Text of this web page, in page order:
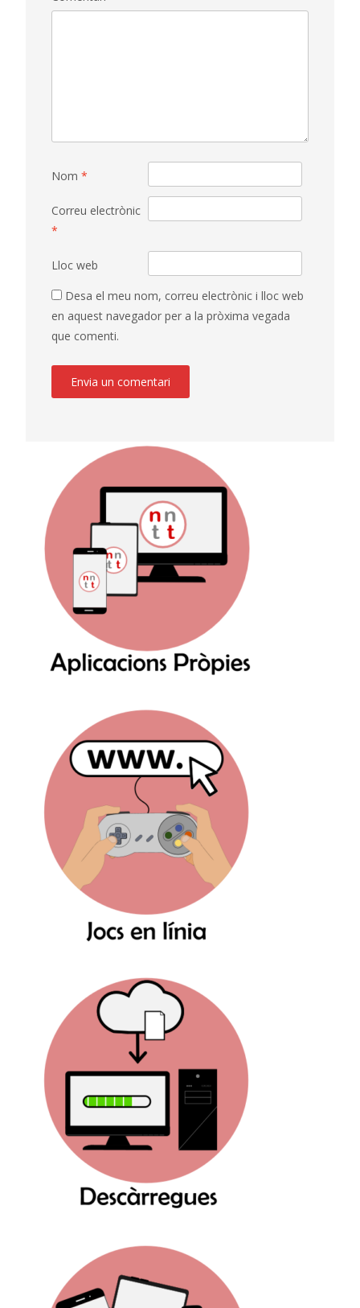
Nom *
Correu electrònic
*
Lloc web
Desa el meu nom, correu electrònic i lloc web
en aquest navegador per a la pròxima vegada
que comenti.